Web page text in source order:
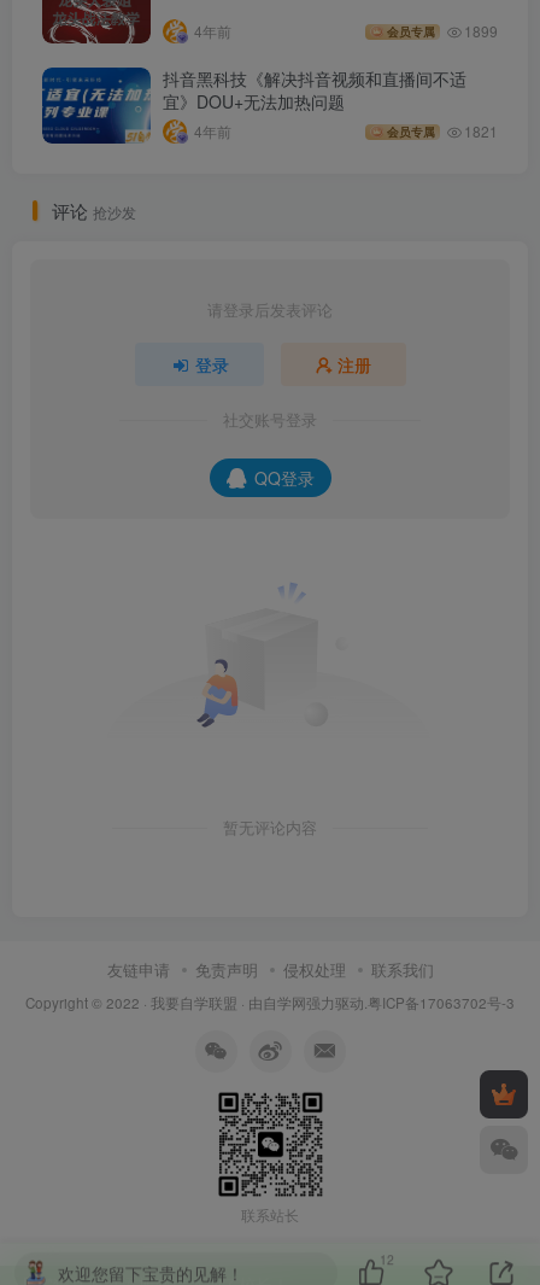
4年前 会员专属 1899
抖音黑科技《解决抖音视频和直播间不适
宜》DOU+无法加热问题
4年前 会员专属 1821
评论 抢沙发
请登录后发表评论
登录 注册
社交账号登录
QQ登录
暂无评论内容
友链申请 免责声明 侵权处理 联系我们
Copyright © 2022 · 我要自学联盟 · 由自学网强力驱动. 粤ICP备17063702号-3
联系站长
欢迎您留下宝贵的见解！
12